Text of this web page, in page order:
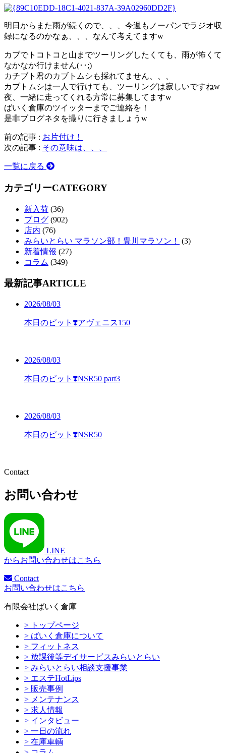
明日からまた雨が続くので、、、今週もノーパンでラジオ収
録になるのかなぁ、、、なんて考えてますw
カブでトコトコと山までツーリングしたくても、雨が怖くて
なかなか行けません(･･;)
カチブト君のカブトムシも採れてません、、、
カブトムシは一人で行けても、ツーリングは寂しいですねw
夜、一緒に走ってくれる方常に募集してますw
ばいく倉庫のツイッターまでご連絡を！
是非ブログネタを撮りに行きましょうw
前の記事 : お片付け！
次の記事 : その意味は、、、
一覧に戻る
カテゴリーCATEGORY
新入荷 (36)
ブログ (902)
店内 (76)
みらいとらい マラソン部！豊川マラソン！
(3)
新着情報 (27)
コラム (349)
最新記事ARTICLE
2026/08/03
本日のピット❣️アヴェニス150
2026/08/03
本日のピット❣️NSR50 part3
2026/08/03
本日のピット❣️NSR50
Contact
お問い合わせ
LINE
からお問い合わせはこちら
Contact
お問い合わせはこちら
有限会社ばいく倉庫
> トップページ
> ばいく倉庫について
> フィットネス
> 放課後等デイサービスみらいとらい
> みらいとらい相談支援事業
> エステHotLips
> 販売事例
> メンテナンス
> 求人情報
> インタビュー
> 一日の流れ
> 在庫車輌